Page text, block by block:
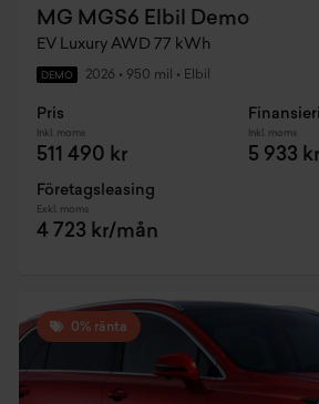
MG MGS6 Elbil Demo
EV Luxury AWD 77 kWh
DEMO 2026 • 950 mil • Elbil
Pris
Inkl. moms
511 490 kr
Inkl. moms
5 933
Företagsleasing
Exkl. moms
4 723 kr/mån
0% ränta